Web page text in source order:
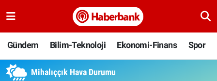
Gündem Bilim-Teknoloji Ekonomi-Finans Spor
Mihalıççık Hava Durumu
Bilim-Teknoloji
Hava Durumu